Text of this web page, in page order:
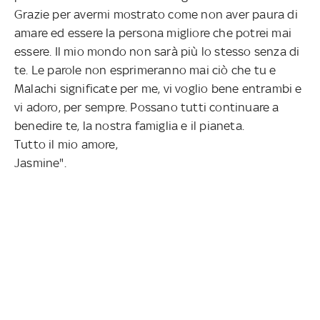
Grazie per avermi mostrato come non aver paura di
amare ed essere la persona migliore che potrei mai
essere. Il mio mondo non sarà più lo stesso senza di
te. Le parole non esprimeranno mai ciò che tu e
Malachi significate per me, vi voglio bene entrambi e
vi adoro, per sempre. Possano tutti continuare a
benedire te, la nostra famiglia e il pianeta.
Tutto il mio amore,
Jasmine".